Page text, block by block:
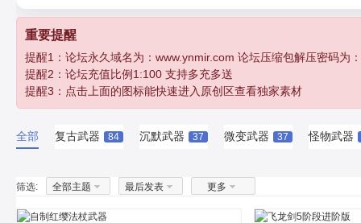
重要提醒
提醒1：论坛永久域名为：www.ynmir.com 论坛压缩包解压密码为
提醒2：论坛充值比例1:100 支持多充多送
提醒3：点击上面的图标能快速进入原创区查看独家素材
全部 复古武器 84 沉默武器 37 微变武器 37 怪物武器
筛选: 全部主题 最后发表 更多